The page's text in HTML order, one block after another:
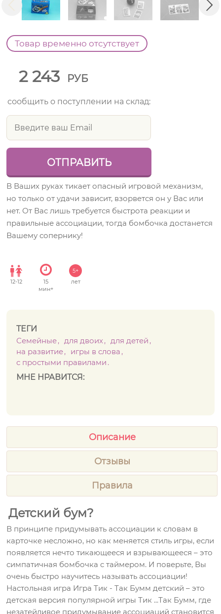
Товар временно отсутствует
2 243 РУБ
сообщить о поступлении на склад:
В Ваших руках тикает опасный игровой механизм,
но только от удачи зависит, взорвется он у Вас или
нет. От Вас лишь требуется быстрота реакции и
правильные ассоциации, тогда бомбочка достанется
Вашему сопернику!
12-12
15
мин+
5+
лет
ТЕГИ
Семейные
для двоих
для детей
на развитие
игры в слова
с простыми правилами
МНЕ НРАВИТСЯ:
Описание
Отзывы
Правила
Детский бум?
В принципе придумывать ассоциации к словам в
карточке несложно, но как меняется стиль игры, если
появляется нечто тикающееся и взрывающееся – это
симпатичная бомбочка с таймером. И поверьте, Вы
очень быстро научитесь называть ассоциации!
Настольная игра Игра Тик - Так Бумм детский – это
детская версия популярной игры Тик ...Так Бумм, где
незатейливое придумывание ассоциаций становится